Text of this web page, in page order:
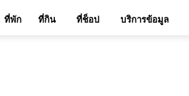
ที่พัก ที่กิน ที่ช็อป บริการข้อมูล